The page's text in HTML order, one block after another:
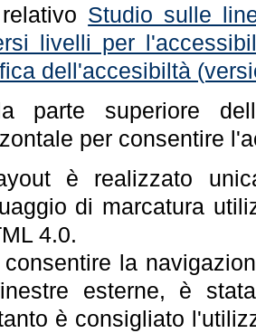
Studio sulle
livelli per
dell'accesibiltà
parte superiore
per consentire
è realizzato
di marcatura
4.0.
consentire la
esterne, è
è consigliato